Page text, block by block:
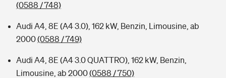
(0588 / 748)
Audi A4, 8E (A4 3.0), 162 kW, Benzin, Limousine, ab
2000(0588 / 749)
Audi A4, 8E (A4 3.0 QUATTRO), 162 kW, Benzin,
Limousine, ab 2000(0588 / 750)